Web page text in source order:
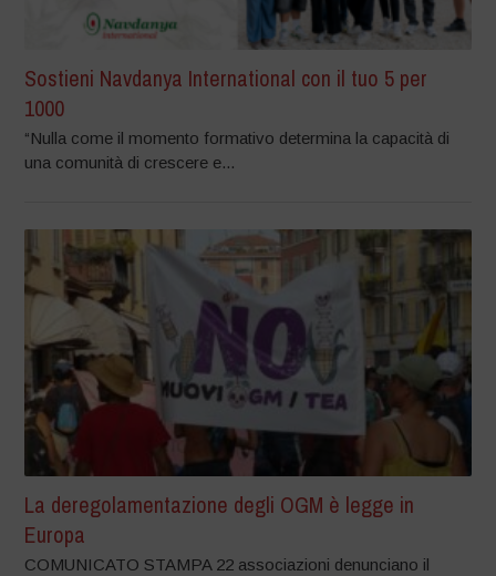
Sostieni Navdanya International con il tuo 5 per
1000
“Nulla come il momento formativo determina la capacità di
una comunità di crescere e...
La deregolamentazione degli OGM è legge in
Europa
COMUNICATO STAMPA 22 associazioni denunciano il